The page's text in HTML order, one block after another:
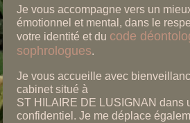
Je vous accompagne vers un
émotionnel et mental, dans le
votre identité et du code
sophrologues.
Je vous accueille avec
cabinet situé à
ST HILAIRE DE LUSIGNAN dans
confidentiel. Je me déplace